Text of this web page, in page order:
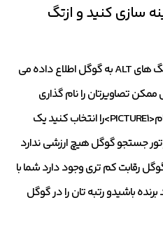
سازی کنید و ازتگ
موضوع تصاویر سایت شما توسط تگ های ALT به گوگل اطلاع داده می
تصاویرتان را نام گذاری
کنید.برای مثال اگر برای یک تصویر نام<PICTURE1>را انتخاب کنید یک
جستجو گوگل هیچ ارزشی ندارد
رقابت کم تری وجود دارد شما با
باشیدو رتبه تان را در گوگل